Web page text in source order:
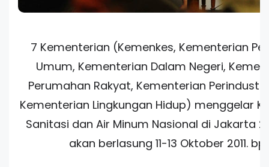
7 Kementerian (Kemenkes, Kementerian
Umum, Kementerian Dalam Negeri,
Perumahan Rakyat, Kementerian
Kementerian Lingkungan Hidup) menggelar
Sanitasi dan Air Minum Nasional di Jakarta
akan berlasung 11-13 Oktober 2011. bp